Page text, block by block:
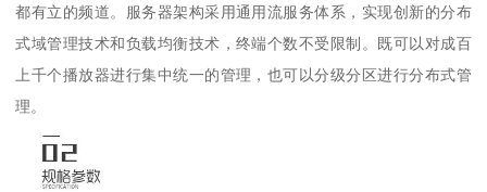
都有立的频道。服务器架构采用通用流服务体系，实现创新的分布
式域管理技术和负载均衡技术，终端个数不受限制。既可以对成百
上千个播放器进行集中统一的管理，也可以分级分区进行分布式管
理。